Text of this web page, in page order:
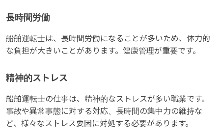
長時間労働
船舶運転士は、長時間労働になることが多いため、体力的
な負担が大きいことがあります。健康管理が重要です。
精神的ストレス
船舶運転士の仕事は、精神的なストレスが多い職業です。
事故や異常事態に対する対応、長時間の集中力の維持な
ど、様々なストレス要因に対処する必要があります。